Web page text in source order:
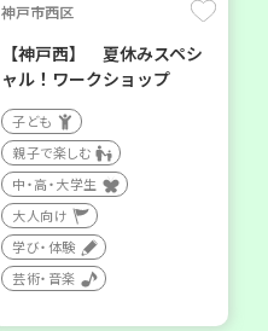
神戸市西区
【神戸西】 夏休みスペシ
ャル！ワークショップ
子ども
親子で楽しむ
中・高・大学生
大人向け
学び・体験
芸術・音楽